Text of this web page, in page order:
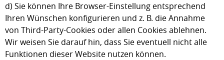
d) Sie können Ihre Browser-Einstellung entsprechend
Ihren Wünschen konfigurieren und z. B. die Annahme
von Third-Party-Cookies oder allen Cookies ablehnen.
Wir weisen Sie darauf hin, dass Sie eventuell nicht alle
Funktionen dieser Website nutzen können.